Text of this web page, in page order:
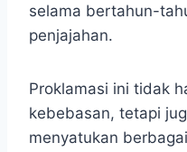
selama bertahun-
penjajahan.
Proklamasi ini tidak
kebebasan, tetapi
menyatukan